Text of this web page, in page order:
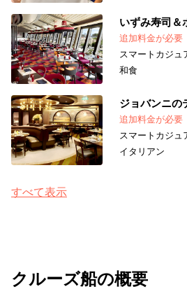
いずみ寿司＆
追加料金が必要
スマートカジュ
和食
ジョバンニの
追加料金が必要
スマートカジュ
イタリアン
すべて表示
クルーズ船の概要